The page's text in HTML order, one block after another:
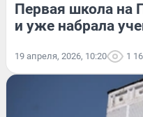
Первая школа на
и уже набрала
19 апреля, 2026, 10:20 1